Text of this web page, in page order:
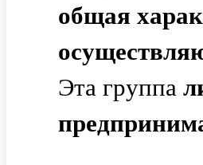
общая
Эта группа